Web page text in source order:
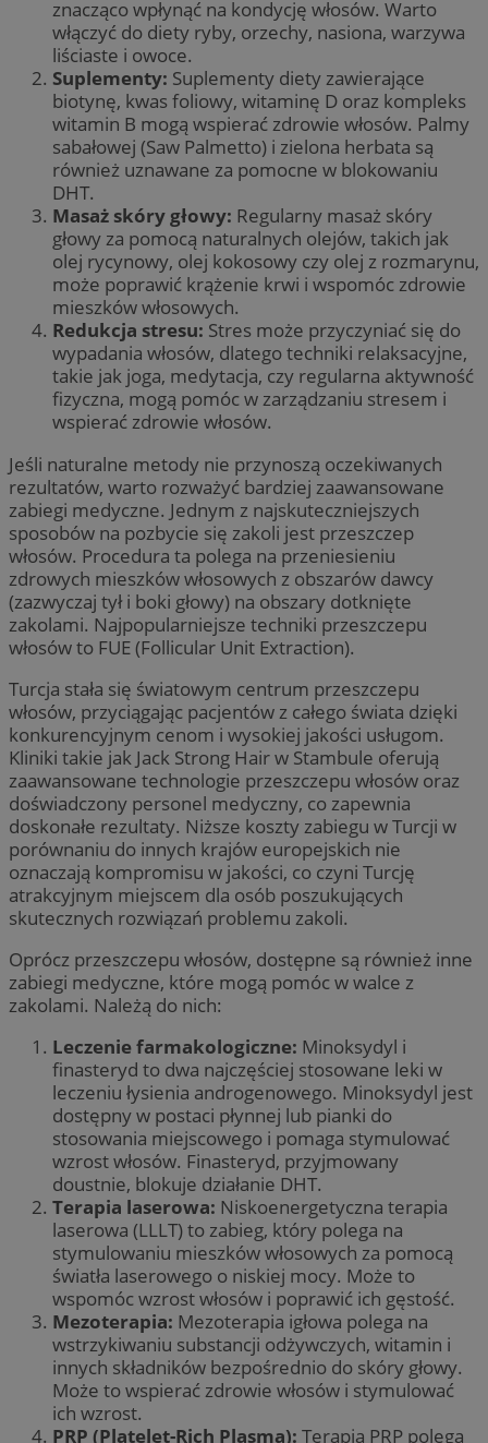
znacząco wpłynąć na kondycję włosów. Warto
włączyć do diety ryby, orzechy, nasiona, warzywa
liściaste i owoce.
Suplementy: Suplementy diety zawierające
biotynę, kwas foliowy, witaminę D oraz kompleks
witamin B mogą wspierać zdrowie włosów. Palmy
sabałowej (Saw Palmetto) i zielona herbata są
również uznawane za pomocne w blokowaniu
DHT.
Masaż skóry głowy: Regularny masaż skóry
głowy za pomocą naturalnych olejów, takich jak
olej rycynowy, olej kokosowy czy olej z rozmarynu,
może poprawić krążenie krwi i wspomóc zdrowie
mieszków włosowych.
Redukcja stresu: Stres może przyczyniać się do
wypadania włosów, dlatego techniki relaksacyjne,
takie jak joga, medytacja, czy regularna aktywność
fizyczna, mogą pomóc w zarządzaniu stresem i
wspierać zdrowie włosów.
Jeśli naturalne metody nie przynoszą oczekiwanych
rezultatów, warto rozważyć bardziej zaawansowane
zabiegi medyczne. Jednym z najskuteczniejszych
sposobów na pozbycie się zakoli jest przeszczep
włosów. Procedura ta polega na przeniesieniu
zdrowych mieszków włosowych z obszarów dawcy
(zazwyczaj tył i boki głowy) na obszary dotknięte
zakolami. Najpopularniejsze techniki przeszczepu
włosów to FUE (Follicular Unit Extraction).
Turcja stała się światowym centrum przeszczepu
włosów, przyciągając pacjentów z całego świata dzięki
konkurencyjnym cenom i wysokiej jakości usługom.
Kliniki takie jak Jack Strong Hair w Stambule oferują
zaawansowane technologie przeszczepu włosów oraz
doświadczony personel medyczny, co zapewnia
doskonałe rezultaty. Niższe koszty zabiegu w Turcji w
porównaniu do innych krajów europejskich nie
oznaczają kompromisu w jakości, co czyni Turcję
atrakcyjnym miejscem dla osób poszukujących
skutecznych rozwiązań problemu zakoli.
Oprócz przeszczepu włosów, dostępne są również inne
zabiegi medyczne, które mogą pomóc w walce z
zakolami. Należą do nich:
Leczenie farmakologiczne: Minoksydyl i
finasteryd to dwa najczęściej stosowane leki w
leczeniu łysienia androgenowego. Minoksydyl jest
dostępny w postaci płynnej lub pianki do
stosowania miejscowego i pomaga stymulować
wzrost włosów. Finasteryd, przyjmowany
doustnie, blokuje działanie DHT.
Terapia laserowa: Niskoenergetyczna terapia
laserowa (LLLT) to zabieg, który polega na
stymulowaniu mieszków włosowych za pomocą
światła laserowego o niskiej mocy. Może to
wspomóc wzrost włosów i poprawić ich gęstość.
Mezoterapia: Mezoterapia igłowa polega na
wstrzykiwaniu substancji odżywczych, witamin i
innych składników bezpośrednio do skóry głowy.
Może to wspierać zdrowie włosów i stymulować
ich wzrost.
PRP (Platelet-Rich Plasma): Terapia PRP polega